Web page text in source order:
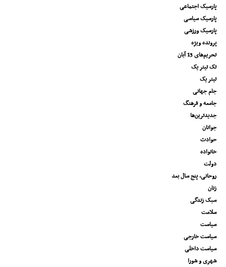
پارسیک اجتماعی
پارسیک سیاسی
پارسیک ورزشی
پرونده ویژه
تحریم‌های 13 آبان
تک تیتر یک
تیتر یک
جام جهانی
جامعه و فرهنگ
جدیدترین‌ها
جوانان
حوادث
خانواده
دولت
روحانی، پنج سال بعد
زنان
سبک زندگی
سلامت
سیاست
سیاست خارجی
سیاست داخلی
شهری و شورا